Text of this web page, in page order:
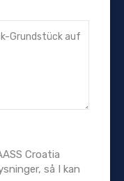
Croatia
så I kan